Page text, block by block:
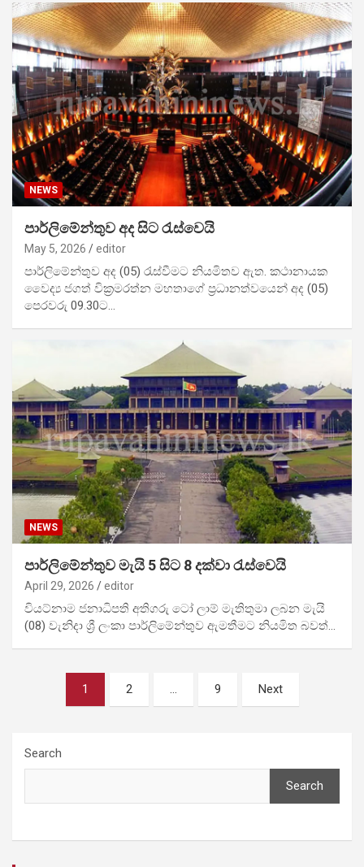
NEWS
පාර්ලිමේන්තුව අද සිට රැස්වෙයි
May 5, 2026 editor
පාර්ලිමේන්තුව අද (05) රැස්වීමට නියමිතව ඇත. කථානායක
වෛද්‍ය ජගත් වික්‍රමරත්න මහතාගේ ප්‍රධානත්වයෙන් අද (05)
පෙරවරු 09.30ට…
NEWS
පාර්ලිමේන්තුව මැයි 5 සිට 8 දක්වා රැස්වෙයි
April 29, 2026 editor
වියට්නාම ජනාධිපති අතිගරු ටෝ ලාම් මැතිතුමා ලබන මැයි
(08) වැනිදා ශ්‍රී ලංකා පාර්ලිමේන්තුව ඇමතීමට නියමිත බවත්…
pagination
1 2 … 9 Next
Search
Search